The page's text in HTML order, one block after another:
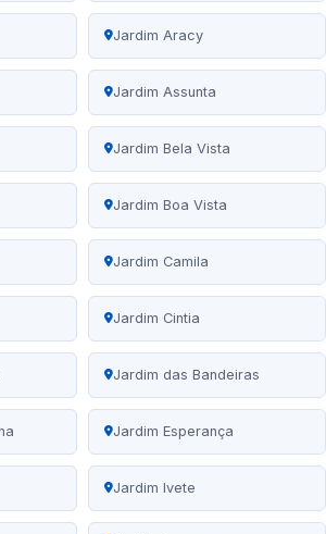
Jardim Aracy
Jardim Assunta
Jardim Bela Vista
Jardim Boa Vista
Jardim Camila
Jardim Cintia
Jardim das Bandeiras
Jardim Esperança
Jardim Ivete